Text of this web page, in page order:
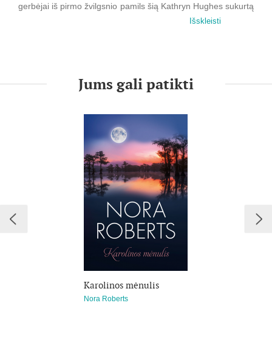
gerbėjai iš pirmo žvilgsnio pamils šią Kathryn Hughes sukurtą
tėvai, bet išsiaiškinusi tai gali išgelbėti savo vaikui gyvybę. Kai
Betė tarp motinos daiktų randa išblukusią laikraščio skiautę, ji
supranta, kad jos sūnaus ateitis priklauso nuo jos pačios
praeities. Ji privalo sugrįžti ten, kur viskas prasidėjo, kad
atskleistų... paslaptį.
Išskleisti
Jums gali patikti
Karolinos mėnulis
Nora Roberts